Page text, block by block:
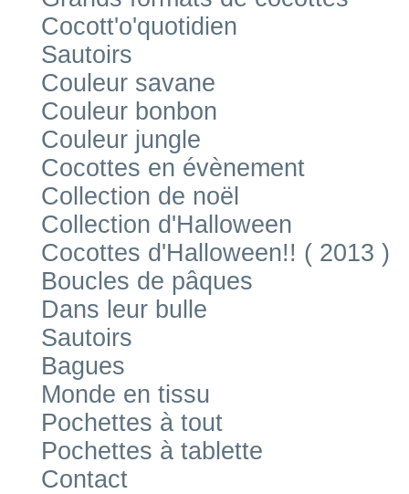
Cocott'o'quotidien
Sautoirs
Couleur savane
Couleur bonbon
Couleur jungle
Cocottes en évènement
Collection de noël
Collection d'Halloween
Cocottes d'Halloween!! ( 2013 )
Boucles de pâques
Dans leur bulle
Sautoirs
Bagues
Monde en tissu
Pochettes à tout
Pochettes à tablette
Contact